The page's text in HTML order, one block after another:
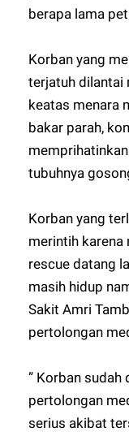
berapa lama
Korban yang
terjatuh dilantai
keatas menara
bakar parah,
tubuhnya
Korban yang
merintih karena
rescue datang
masih hidup
Sakit Amri
pertolongan
” Korban sudah
pertolongan
serius akibat